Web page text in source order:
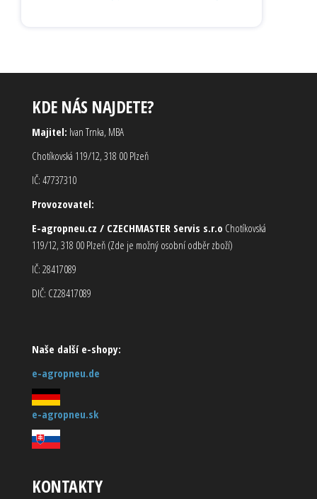
KDE NÁS NAJDETE?
Majitel: Ivan Trnka, MBA
Chotíkovská 119/12, 318 00 Plzeň
IČ: 47737310
Provozovatel:
E-agropneu.cz / CZECHMASTER Servis s.r.o Chotíkovská
119/12, 318 00 Plzeň (Zde je možný osobní odběr zboží)
IČ: 28417089
DIČ: CZ28417089
Naše další e-shopy:
e-agropneu.de
e-agropneu.sk
KONTAKTY